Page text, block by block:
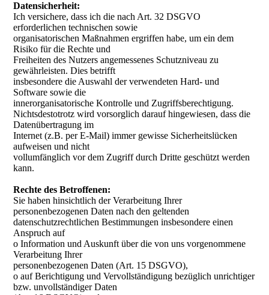
Datensicherheit:
Ich versichere, dass ich die nach Art. 32 DSGVO
erforderlichen technischen sowie
organisatorischen Maßnahmen ergriffen habe, um ein dem
Risiko für die Rechte und
Freiheiten des Nutzers angemessenes Schutzniveau zu
gewährleisten. Dies betrifft
insbesondere die Auswahl der verwendeten Hard- und
Software sowie die
innerorganisatorische Kontrolle und Zugriffsberechtigung.
Nichtsdestotrotz wird vorsorglich darauf hingewiesen, dass die
Datenübertragung im
Internet (z.B. per E-Mail) immer gewisse Sicherheitslücken
aufweisen und nicht
vollumfänglich vor dem Zugriff durch Dritte geschützt werden
kann.
Rechte des Betroffenen:
Sie haben hinsichtlich der Verarbeitung Ihrer
personenbezogenen Daten nach den geltenden
datenschutzrechtlichen Bestimmungen insbesondere einen
Anspruch auf
o Information und Auskunft über die von uns vorgenommene
Verarbeitung Ihrer
personenbezogenen Daten (Art. 15 DSGVO),
o auf Berichtigung und Vervollständigung bezüglich unrichtiger
bzw. unvollständiger Daten